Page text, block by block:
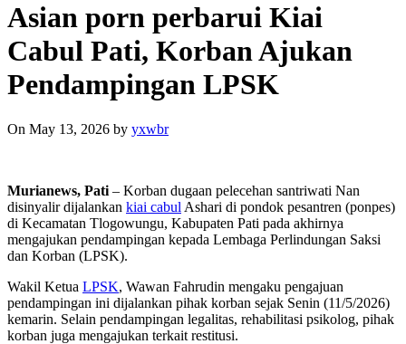
Asian porn perbarui Kiai
Cabul Pati, Korban Ajukan
Pendampingan LPSK
On May 13, 2026 by yxwbr
Murianews, Pati – Korban dugaan pelecehan santriwati Nan
disinyalir dijalankan kiai cabul Ashari di pondok pesantren (ponpes)
di Kecamatan Tlogowungu, Kabupaten Pati pada akhirnya
mengajukan pendampingan kepada Lembaga Perlindungan Saksi
dan Korban (LPSK).
Wakil Ketua LPSK, Wawan Fahrudin mengaku pengajuan
pendampingan ini dijalankan pihak korban sejak Senin (11/5/2026)
kemarin. Selain pendampingan legalitas, rehabilitasi psikolog, pihak
korban juga mengajukan terkait restitusi.